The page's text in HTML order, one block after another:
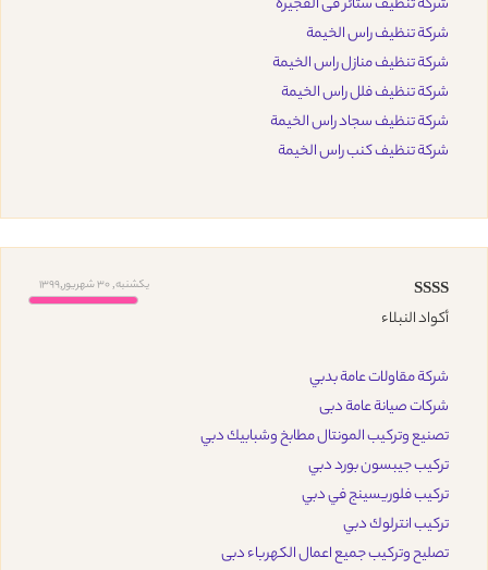
شركة تنظيف ستائر فى الفجيرة
شركة تنظيف راس الخيمة
شركة تنظيف منازل راس الخيمة
شركة تنظيف فلل راس الخيمة
شركة تنظيف سجاد راس الخيمة
شركة تنظيف كنب راس الخيمة
یکشنبه, 30 شهریور,1399
SSSS
أكواد النبلاء
شركة مقاولات عامة بدبي
شركات صيانة عامة دبى
تصنيع وتركيب المونتال مطابخ وشبابيك دبي
تركيب جيبسون بورد دبي
تركيب فلوريسينج في دبي
تركيب انترلوك دبي
تصليح وتركيب جميع اعمال الكهرباء دبى